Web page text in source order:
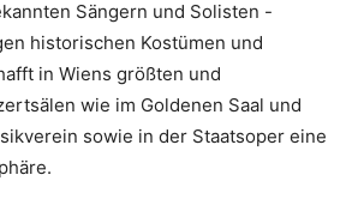
Sängern und Solisten -
historischen Kostümen und
in Wiens größten und
wie im Goldenen Saal und
sowie in der Staatsoper eine